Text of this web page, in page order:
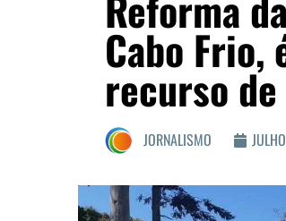
Cabo
recurso
JORNALISMO